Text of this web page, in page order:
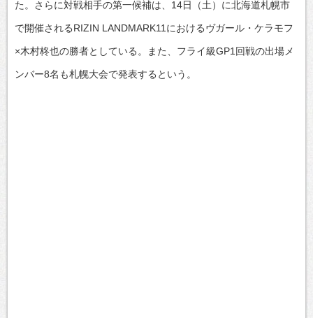
た。さらに対戦相手の第一候補は、14日（土）に北海道札幌市
で開催されるRIZIN LANDMARK11におけるヴガール・ケラモフ
×木村柊也の勝者としている。また、フライ級GP1回戦の出場メ
ンバー8名も札幌大会で発表するという。